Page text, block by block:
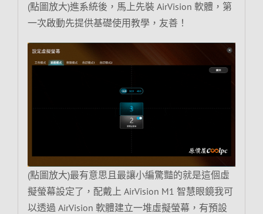
(點圖放大)進系統後，馬上先裝 AirVision 軟體，第
一次啟動先提供基礎使用教學，友善！
(點圖放大)最有意思且最讓小編驚豔的就是這個虛
擬螢幕設定了，配戴上 AirVision M1 智慧眼鏡我可
以透過 AirVision 軟體建立一堆虛擬螢幕，有預設